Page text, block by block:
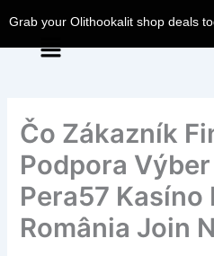
to
content
Grab your Olithookalit shop deals
Čo Zákazník
Podpora
Pera57 Kasíno
România Join